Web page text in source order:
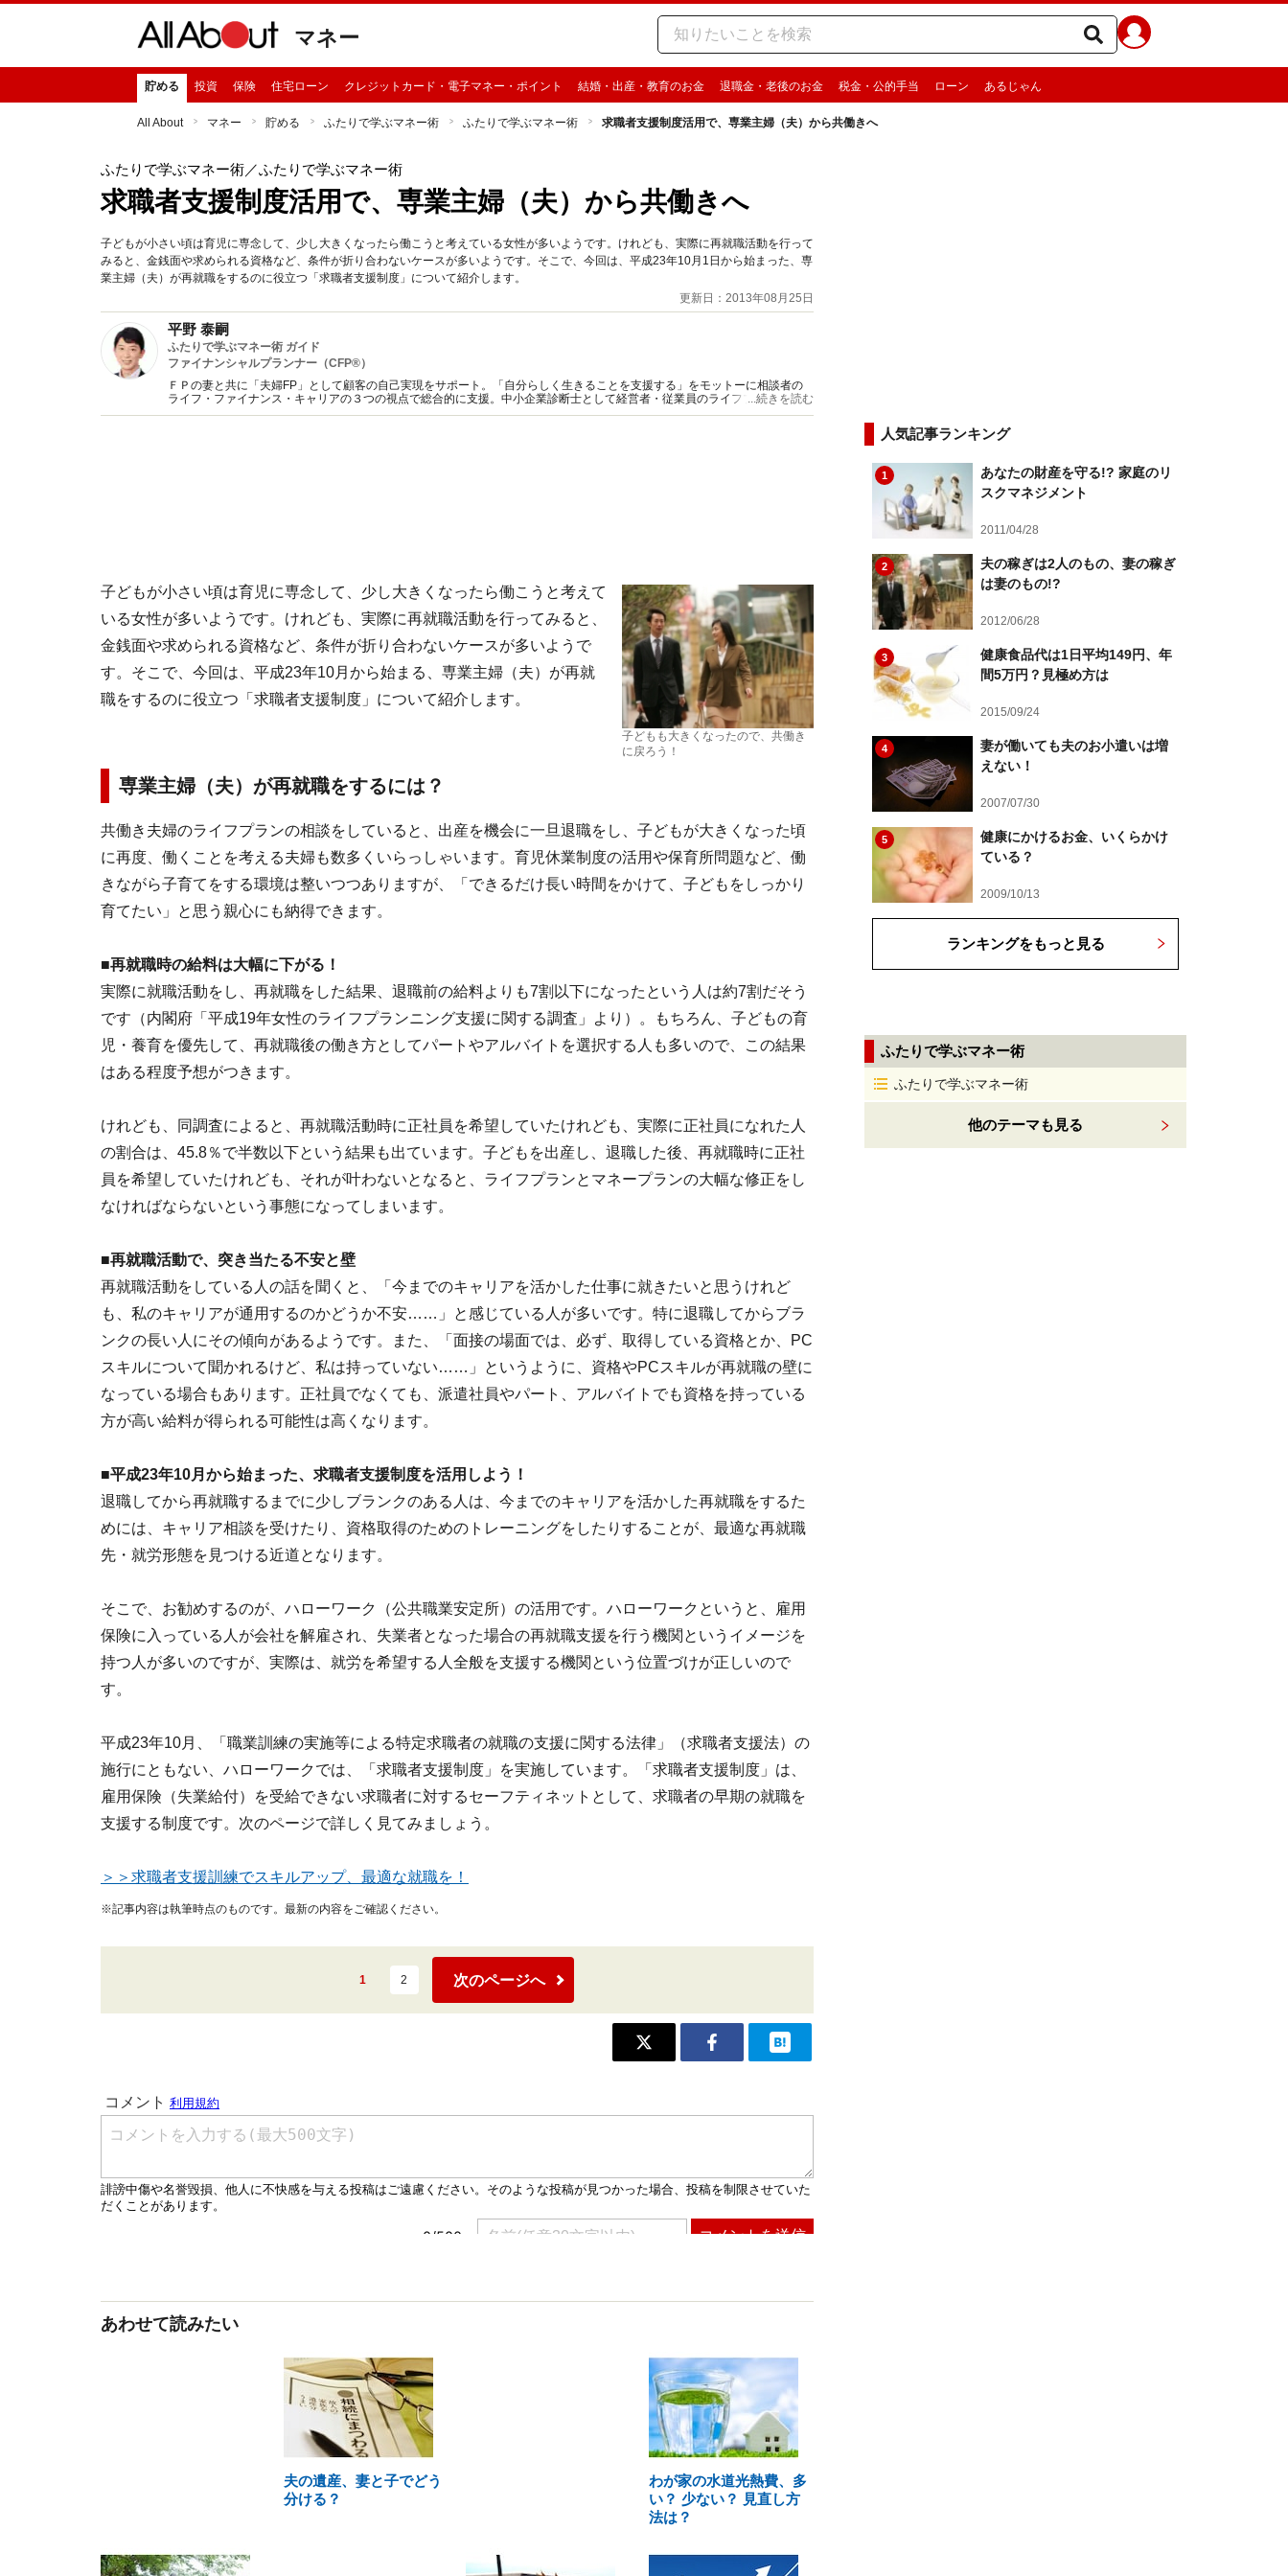
マネー
貯める 投資 保険 住宅ローン クレジットカード・電子マネー・ポイント 結婚・出産・教育のお金 退職金・老後のお金 税金・公的手当 ローン あるじゃん
All About マネー 貯める ふたりで学ぶマネー術 ふたりで学ぶマネー術 求職者支援制度活用で、専業主婦（夫）から共働きへ
ふたりで学ぶマネー術／ふたりで学ぶマネー術
求職者支援制度活用で、専業主婦（夫）から共働きへ
子どもが小さい頃は育児に専念して、少し大きくなったら働こうと考えている女性が多いようです。けれども、実際に再就職活動を行って
みると、金銭面や求められる資格など、条件が折り合わないケースが多いようです。そこで、今回は、平成23年10月1日から始まった、専
業主婦（夫）が再就職をするのに役立つ「求職者支援制度」について紹介します。
更新日：2013年08月25日
平野 泰嗣
ふたりで学ぶマネー術 ガイド
ファイナンシャルプランナー（CFP®）
ＦＰの妻と共に「夫婦FP」として顧客の自己実現をサポート。「自分らしく生きることを支援する」をモットーに相談者の
ライフ・ファイナンス・キャリアの３つの視点で総合的に支援。中小企業診断士として経営者・従業員のライフプラン支援も
行っている。
...続きを読む
子どもも大きくなったので、共働き
に戻ろう！
子どもが小さい頃は育児に専念して、少し大きくなったら働こうと考えて
いる女性が多いようです。けれども、実際に再就職活動を行ってみると、
金銭面や求められる資格など、条件が折り合わないケースが多いようで
す。そこで、今回は、平成23年10月から始まる、専業主婦（夫）が再就
職をするのに役立つ「求職者支援制度」について紹介します。
専業主婦（夫）が再就職をするには？
共働き夫婦のライフプランの相談をしていると、出産を機会に一旦退職をし、子どもが大きくなった頃
に再度、働くことを考える夫婦も数多くいらっしゃいます。育児休業制度の活用や保育所問題など、働
きながら子育てをする環境は整いつつありますが、「できるだけ長い時間をかけて、子どもをしっかり
育てたい」と思う親心にも納得できます。
■再就職時の給料は大幅に下がる！
実際に就職活動をし、再就職をした結果、退職前の給料よりも7割以下になったという人は約7割だそう
です（内閣府「平成19年女性のライフプランニング支援に関する調査」より）。もちろん、子どもの育
児・養育を優先して、再就職後の働き方としてパートやアルバイトを選択する人も多いので、この結果
はある程度予想がつきます。
けれども、同調査によると、再就職活動時に正社員を希望していたけれども、実際に正社員になれた人
の割合は、45.8％で半数以下という結果も出ています。子どもを出産し、退職した後、再就職時に正社
員を希望していたけれども、それが叶わないとなると、ライフプランとマネープランの大幅な修正をし
なければならないという事態になってしまいます。
■再就職活動で、突き当たる不安と壁
再就職活動をしている人の話を聞くと、「今までのキャリアを活かした仕事に就きたいと思うけれど
も、私のキャリアが通用するのかどうか不安……」と感じている人が多いです。特に退職してからブラ
ンクの長い人にその傾向があるようです。また、「面接の場面では、必ず、取得している資格とか、PC
スキルについて聞かれるけど、私は持っていない……」というように、資格やPCスキルが再就職の壁に
なっている場合もあります。正社員でなくても、派遣社員やパート、アルバイトでも資格を持っている
方が高い給料が得られる可能性は高くなります。
■平成23年10月から始まった、求職者支援制度を活用しよう！
退職してから再就職するまでに少しブランクのある人は、今までのキャリアを活かした再就職をするた
めには、キャリア相談を受けたり、資格取得のためのトレーニングをしたりすることが、最適な再就職
先・就労形態を見つける近道となります。
そこで、お勧めするのが、ハローワーク（公共職業安定所）の活用です。ハローワークというと、雇用
保険に入っている人が会社を解雇され、失業者となった場合の再就職支援を行う機関というイメージを
持つ人が多いのですが、実際は、就労を希望する人全般を支援する機関という位置づけが正しいので
す。
平成23年10月、「職業訓練の実施等による特定求職者の就職の支援に関する法律」（求職者支援法）の
施行にともない、ハローワークでは、「求職者支援制度」を実施しています。「求職者支援制度」は、
雇用保険（失業給付）を受給できない求職者に対するセーフティネットとして、求職者の早期の就職を
支援する制度です。次のページで詳しく見てみましょう。
＞＞求職者支援訓練でスキルアップ、最適な就職を！
※記事内容は執筆時点のものです。最新の内容をご確認ください。
1 2 次のページへ
あわせて読みたい
夫の遺産、妻と子でどう
分ける？
わが家の水道光熱費、多
い？ 少ない？ 見直し方
法は？
人気記事ランキング
1
あなたの財産を守る!? 家庭のリ
スクマネジメント
2011/04/28
2
夫の稼ぎは2人のもの、妻の稼ぎ
は妻のもの!?
2012/06/28
3
健康食品代は1日平均149円、年
間5万円？見極め方は
2015/09/24
4
妻が働いても夫のお小遣いは増
えない！
2007/07/30
5
健康にかけるお金、いくらかけ
ている？
2009/10/13
ランキングをもっと見る
ふたりで学ぶマネー術
ふたりで学ぶマネー術
他のテーマも見る